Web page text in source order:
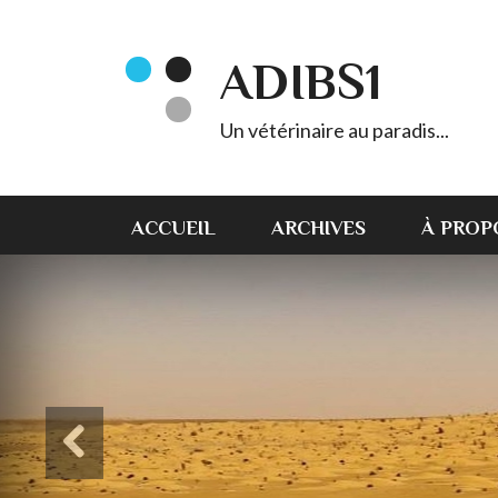
ADIBS1
Un vétérinaire au paradis...
ACCUEIL ARCHIVES À